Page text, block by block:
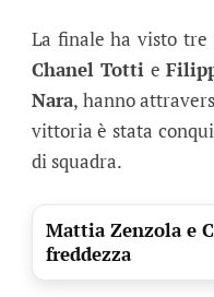
La finale ha visto
Chanel Totti e
Nara, hanno
vittoria è stata
di squadra.
Mattia Zenzola e
freddezza